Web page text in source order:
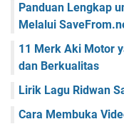
Panduan Lengkap
Melalui
11 Merk Aki Motor
dan Berkualitas
Lirik Lagu Ridwan
Cara Membuka